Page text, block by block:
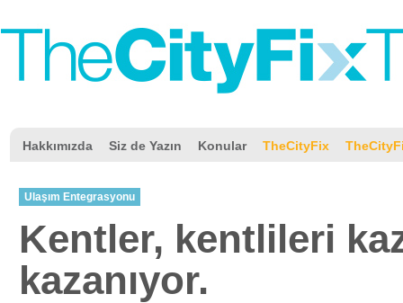
Hakkımızda Siz de Yazın Konular TheCityFix
Ulaşım Entegrasyonu
Kentler, kentlileri
kazanıyor.